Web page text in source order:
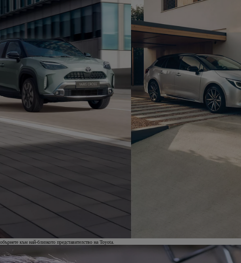
към най-близкото представителство на Toyota.